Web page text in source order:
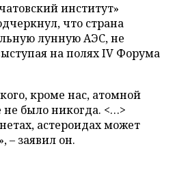
институт»
что страна
лунную АЭС, не
на полях IV Форума
кроме нас, атомной
не было никогда. <…>
астероидах может
– заявил он.